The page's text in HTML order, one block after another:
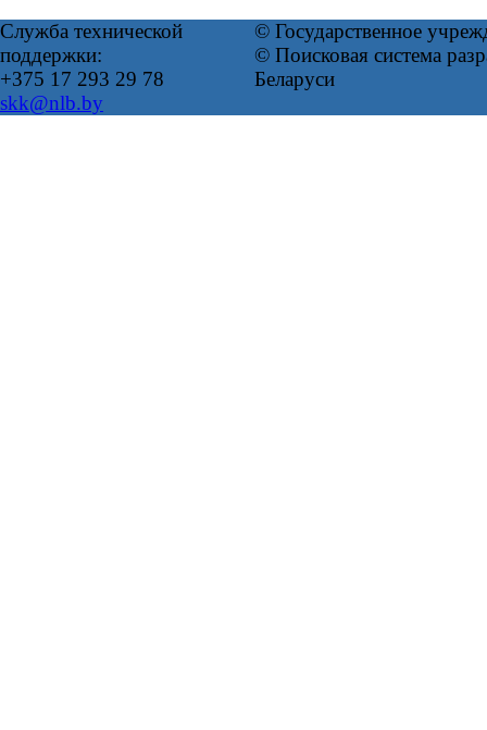
Служба технической
поддержки:
+375 17 293 29 78
skk@nlb.by
© Государственное
© Поисковая система
Беларуси